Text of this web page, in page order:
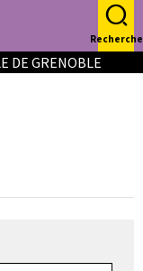
Recherche
DE GRENOBLE